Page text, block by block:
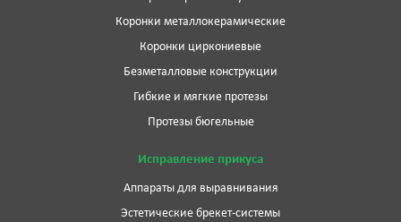
Коронки металлокерамические
Коронки циркониевые
Безметалловые конструкции
Гибкие и мягкие протезы
Протезы бюгельные
Исправление прикуса
Аппараты для выравнивания
Эстетические брекет-системы